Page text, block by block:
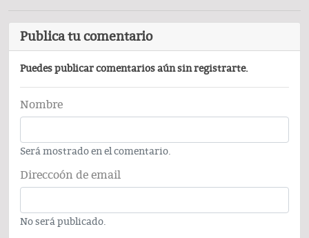
Publica tu comentario
Puedes publicar comentarios aún sin registrarte.
Nombre
Será mostrado en el comentario.
Direccoón de email
No será publicado.